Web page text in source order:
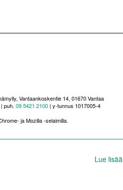
Vantaankoskentie 14, 01670 Vantaa
| puh. 09 5421 2100 | y-tunnus 1017005-4
ja Mozilla -selaimilla.
Lue lisää